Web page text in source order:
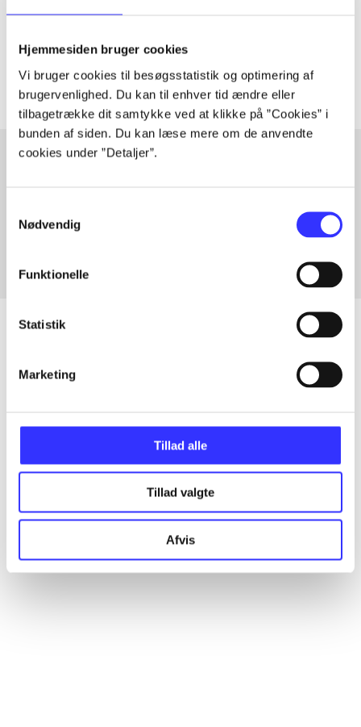
Hjemmesiden bruger cookies
Vi bruger cookies til besøgsstatistik og optimering af
brugervenlighed. Du kan til enhver tid ændre eller
tilbagetrække dit samtykke ved at klikke på ”Cookies” i
bunden af siden. Du kan læse mere om de anvendte
cookies under ”Detaljer”.
Nødvendig
Funktionelle
Statistik
Marketing
Tillad alle
Tillad valgte
Afvis
Artiklerne i handler ofte om
Fra
Artikler